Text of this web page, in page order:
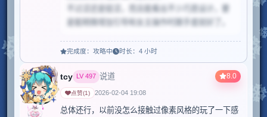
不过涩还是挺涩，而且能看出不少巧思设计，要
是能稍微增加引导和女主操作时跟手度就好了。
点击查看完整内容。
完成度：攻略中 时长： 4 小时
8.0
tcy LV497 说道
点赞(1) 2026-02-04 19:08
总体还行，以前没怎么接触过像素风格的玩了一下感